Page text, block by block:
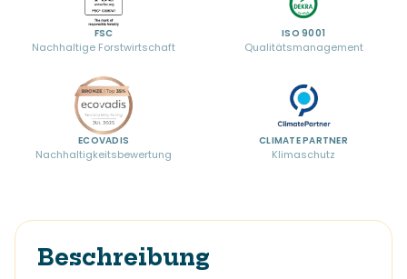
FSC
Nachhaltige Forstwirtschaft
ISO 9001
Qualitätsmanagement
ECOVADIS
Nachhaltigkeitsbewertung
CLIMATE PARTNER
Klimaschutz
Beschreibung